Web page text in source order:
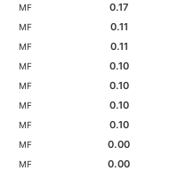
MF
0.17
MF
0.11
MF
0.11
MF
0.10
MF
0.10
MF
0.10
MF
0.10
MF
0.00
MF
0.00